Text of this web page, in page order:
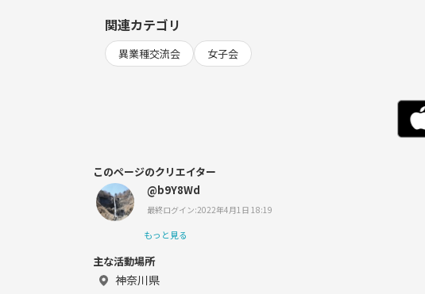
関連カテゴリ
異業種交流会 女子会
このページのクリエイター
@b9Y8Wd
最終ログイン:2022年4月1日 18:19
もっと見る
主な活動場所
神奈川県